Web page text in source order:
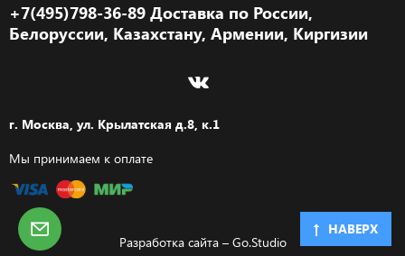
+7(495)798-36-89 Доставка по России,
Белоруссии, Казахстану, Армении, Киргизии
г. Москва, ул. Крылатская д.8, к.1
Мы принимаем к оплате
НАВЕРХ
Разработка сайта – Go.Studio